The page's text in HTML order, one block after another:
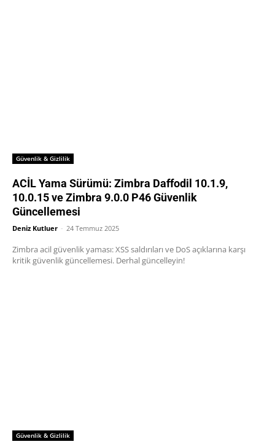
Güvenlik & Gizlilik
ACİL Yama Sürümü: Zimbra Daffodil 10.1.9,
10.0.15 ve Zimbra 9.0.0 P46 Güvenlik
Güncellemesi
Deniz Kutluer - 24 Temmuz 2025
Zimbra acil güvenlik yaması: XSS saldırıları ve DoS açıklarına karşı
kritik güvenlik güncellemesi. Derhal güncelleyin!
Güvenlik & Gizlilik